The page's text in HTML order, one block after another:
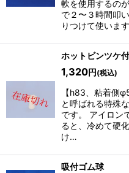
軟を使用するの
で２〜３時間叩
りつけて使いま
ホットビンツケ
1,320円 (税込)
【h83、粘着側
と呼ばれる特殊
です。 アイロン
ると、冷めて硬
け…
吸付ゴム球